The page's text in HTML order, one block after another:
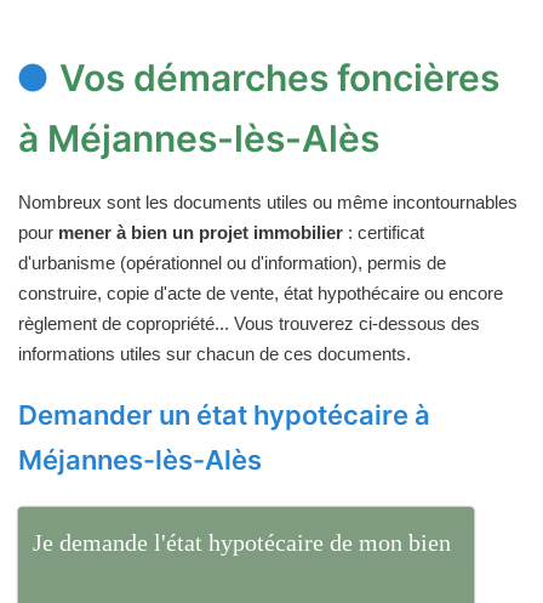
Vos démarches foncières
à Méjannes-lès-Alès
Nombreux sont les documents utiles ou même incontournables
pour mener à bien un projet immobilier : certificat
d'urbanisme (opérationnel ou d'information), permis de
construire, copie d'acte de vente, état hypothécaire ou encore
règlement de copropriété... Vous trouverez ci-dessous des
informations utiles sur chacun de ces documents.
Demander un état hypotécaire à
Méjannes-lès-Alès
Je demande l'état hypotécaire de mon bien